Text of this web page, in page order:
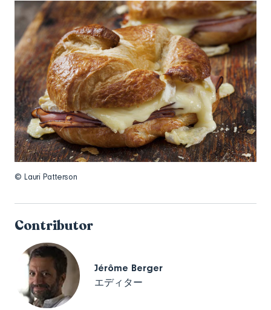
© Lauri Patterson
Contributor
Jérôme Berger
エディター